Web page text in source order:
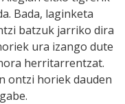
Bada, laginketa
batzuk jarriko dira
ura izango dute
herritarrentzat.
ontzi horiek dauden